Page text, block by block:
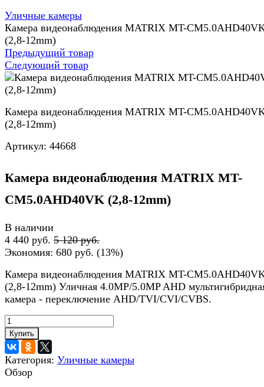
Уличные камеры
Камера видеонаблюдения MATRIX MT-
(2,8-12mm)
Предыдущий товар
Следующий товар
Камера видеонаблюдения MATRIX MT-
(2,8-12mm)
Артикул: 44668
Камера видеонаблюдения MATRIX MT-
CM5.0AHD40VK (2,8-12mm)
В наличии
4 440 руб. 5 120 руб.
Экономия: 680 руб. (13%)
Камера видеонаблюдения MATRIX MT-
(2,8-12mm) Уличная 4.0MP/5.0MP AHD
камера - переключение AHD/TVI/CVI/CVBS.
Купить
Категория: Уличные камеры
Обзор